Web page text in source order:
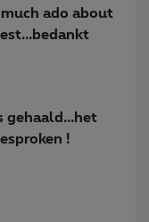
ado about
gehaald...het
!